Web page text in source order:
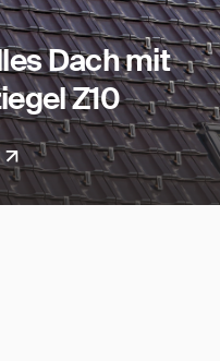
Dach mit
Z10